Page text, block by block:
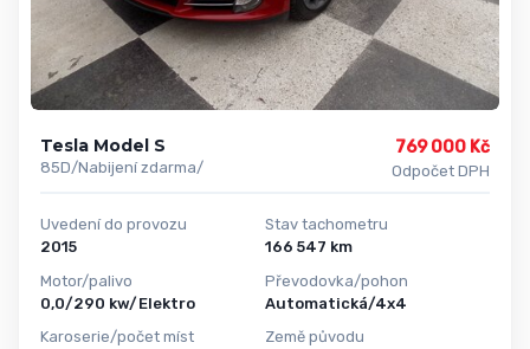
Tesla Model S
85D/Nabijení zdarma/
769 000 Kč
Odpočet DPH
Uvedení do provozu
2015
Motor/palivo
0,0/290 kw/Elektro
Karoserie/počet míst
Stav tachometru
166 547 km
Převodovka/pohon
Automatická/4x4
Země původu